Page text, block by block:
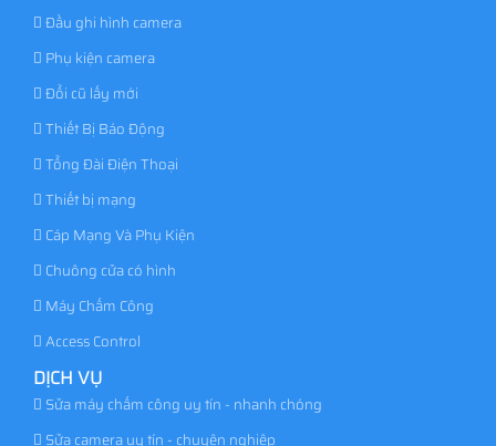
Đầu ghi hình camera
Phụ kiện camera
Đổi cũ lấy mới
Thiết Bị Báo Động
Tổng Đài Điện Thoại
Thiết bị mạng
Cáp Mạng Và Phụ Kiện
Chuông cửa có hình
Máy Chấm Công
Access Control
DỊCH VỤ
Sửa máy chấm công uy tín - nhanh chóng
Sửa camera uy tín - chuyên nghiệp